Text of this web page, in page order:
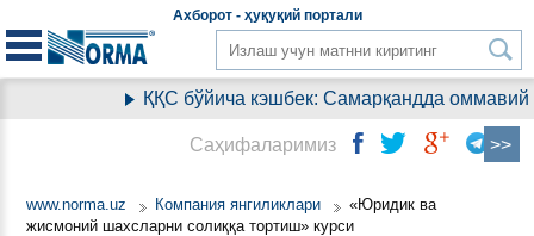
Aхборот - ҳуқуқийпортали
ҚҚС бўйича кэшбек: Самарқандда оммавий
www.norma.uz Компания янгиликлари
«Юридик ва
жисмоний шахсларни солиққа тортиш» курси
Саҳифаларимиз